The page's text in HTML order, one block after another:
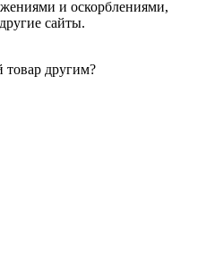
и оскорблениями,
сайты.
другим?